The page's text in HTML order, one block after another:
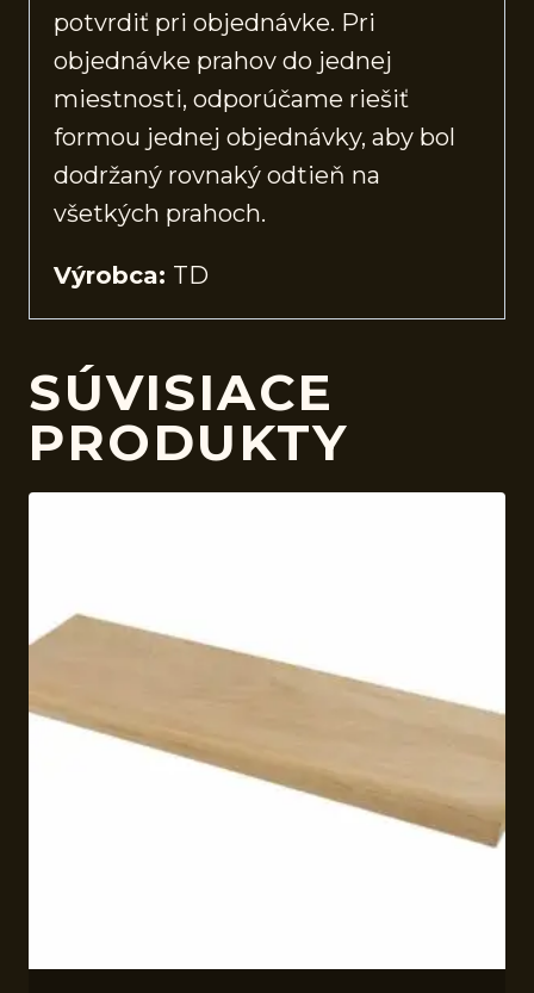
potvrdiť pri objednávke. Pri
objednávke prahov do jednej
miestnosti, odporúčame riešiť
formou jednej objednávky, aby bol
dodržaný rovnaký odtieň na
všetkých prahoch.
Výrobca: TD
SÚVISIACE
PRODUKTY